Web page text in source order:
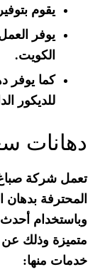
يقوم
الكويت.
كما يوفر
للديكور
دهانات
تعمل شركة
المحترفة
وباستخدام أحدث
متميزة وذلك
خدمات منها: